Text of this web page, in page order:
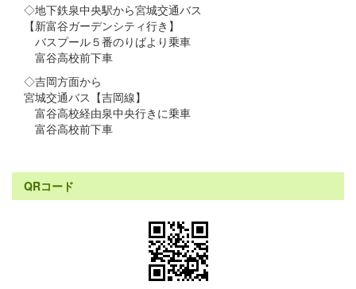
◇地下鉄泉中央駅から宮城交通バス
【新富谷ガーデンシティ行き】
バスプール５番のりばより乗車
富谷高校前下車
◇吉岡方面から
宮城交通バス【吉岡線】
富谷高校経由泉中央行きに乗車
富谷高校前下車
QRコード